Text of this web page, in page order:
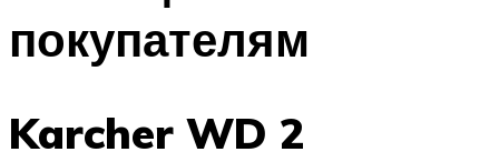
покупателям
Karcher WD 2